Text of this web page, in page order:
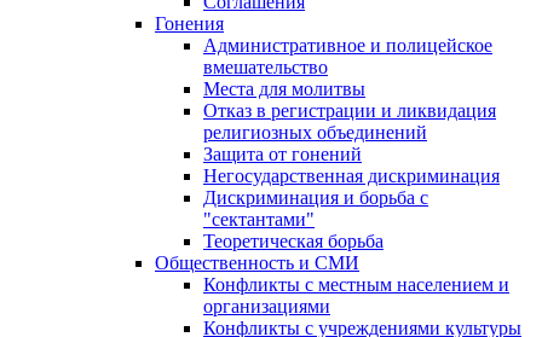
Гонения
Административное и полицейское
вмешательство
Места для молитвы
Отказ в регистрации и ликвидация
религиозных объединений
Защита от гонений
Негосударственная дискриминация
Дискриминация и борьба с
"сектантами"
Теоретическая борьба
Общественность и СМИ
Конфликты с местным населением и
организациями
Конфликты с учреждениями культуры